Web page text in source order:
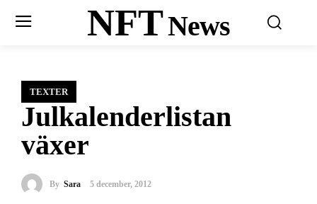
NFTNews
TEXTER
Julkalenderlistan
växer
By Sara 5 december, 2012